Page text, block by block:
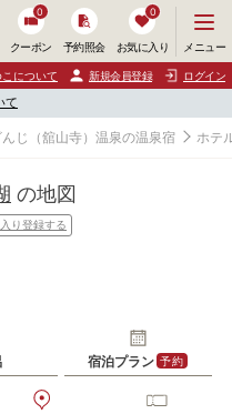
クーポン
0
予約照会 お気に入り
0
ニ
ュ
ー
開
く
メニュー
について 新規会員登録 ログイン
て
じ（舘山寺）温泉の温泉宿 ホテ
の地図
り登録する
宿泊プラン 予約